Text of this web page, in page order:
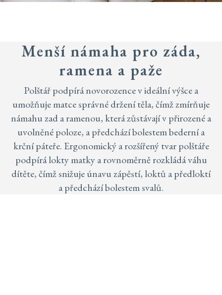
Menší námaha pro záda,
ramena a paže
Polštář podpírá novorozence v ideální výšce a
umožňuje matce správné držení těla, čímž zmírňuje
námahu zad a ramenou, která zůstávají v přirozené a
uvolněné poloze, a předchází bolestem bederní a
krční páteře. Ergonomický a rozšířený tvar polštáře
podpírá lokty matky a rovnoměrně rozkládá váhu
dítěte, čímž snižuje únavu zápěstí, loktů a předloktí
a předchází bolestem svalů.